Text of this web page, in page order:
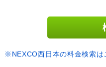
※NEXCO西日本の料金検索は